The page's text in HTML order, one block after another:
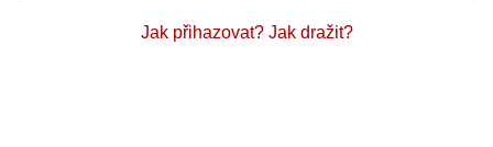
Jak přihazovat? Jak dražit?